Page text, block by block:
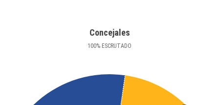
Concejales
100% ESCRUTADO